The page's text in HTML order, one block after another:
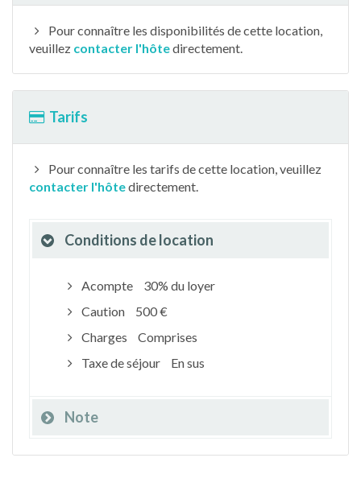
Pour connaître les disponibilités de cette location,
veuillez contacter l'hôtedirectement.
Tarifs
Pour connaître les tarifs de cette location, veuillez
contacter l'hôtedirectement.
Conditions de location
Acompte
30% du loyer
Caution
500 €
Charges
Comprises
Taxe de séjour
En sus
Note